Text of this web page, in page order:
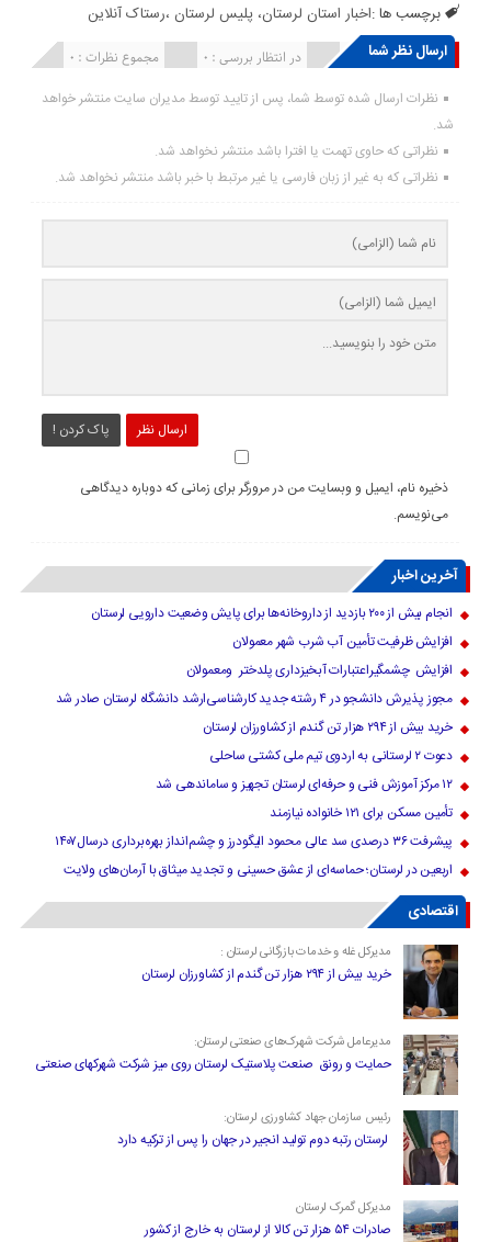
برچسب ها :اخبار استان لرستان، پلیس لرستان ،رستاک آنلاین
ارسال نظر شما
مجموع نظرات : 0 در انتظار بررسی : 0 انتشار یافته : ۰
نظرات ارسال شده توسط شما، پس از تایید توسط مدیران سایت منتشر خواهد
شد.
نظراتی که حاوی تهمت یا افترا باشد منتشر نخواهد شد.
نظراتی که به غیر از زبان فارسی یا غیر مرتبط با خبر باشد منتشر نخواهد شد.
ارسال نظر پاک کردن !
ذخیره نام، ایمیل و وبسایت من در مرورگر برای زمانی که دوباره دیدگاهی
می‌نویسم.
آخرین اخبار
انجام بیش از ۲۰۰ بازدید از داروخانه‌ها برای پایش وضعیت دارویی لرستان
افزایش ظرفیت تأمین آب شرب شهر معمولان
افزایش چشمگیراعتبارات آبخیزداری پلدختر ومعمولان
مجوز پذیرش دانشجو در ۴ رشته جدید کارشناسی‌ارشد دانشگاه لرستان صادر شد
خرید بیش از ۲۹۴ هزار تن گندم از کشاورزان لرستان
دعوت ۲ لرستانی به اردوی تیم ملی کشتی ساحلی
۱۲ مرکز آموزش فنی و حرفه‌ای لرستان تجهیز و ساماندهی شد
تأمین مسکن برای ۱۲۱ خانواده نیازمند
پیشرفت ۳۶ درصدی سد عالی محمود الیگودرز و چشم‌انداز بهره‌برداری درسال۱۴۰۷
اربعین در لرستان؛ حماسه‌ای از عشق حسینی و تجدید میثاق با آرمان‌های ولایت
اقتصادی
مدیرکل غله و خدمات بازرگانی لرستان :
خرید بیش از ۲۹۴ هزار تن گندم از کشاورزان لرستان
مدیرعامل شرکت شهرک‌های صنعتی لرستان:
حمایت و رونق صنعت پلاستیک لرستان روی میز شرکت شهرکهای صنعتی
رئیس سازمان جهاد کشاورزی لرستان:
لرستان رتبه دوم تولید انجیر در جهان را پس از ترکیه دارد
مدیرکل گمرک لرستان
صادرات ۵۴ هزار تن کالا از لرستان به خارج از کشور